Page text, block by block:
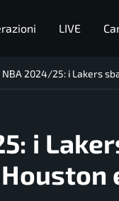
LIVE
NBA 2024/25: i Lakers
i